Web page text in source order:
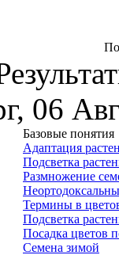
06
Базовые понятия
Адаптация
Подсветка
Размножение
Термины в
Подсветка
Посадка цветов
Семена зимой